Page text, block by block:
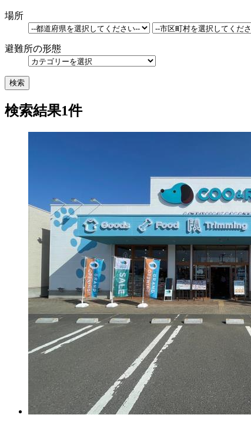
場所
避難所の形態
検索
検索結果1件